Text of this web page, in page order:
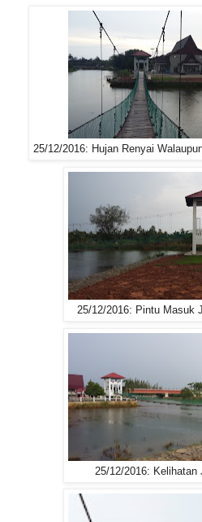
25/12/2016: Hujan Renyai
25/12/2016: Pintu Masuk
25/12/2016: Kelihatan